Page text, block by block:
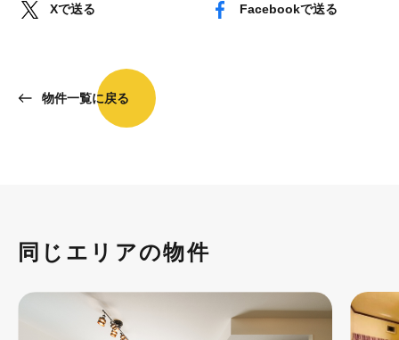
Xで送る Facebookで送る
物件一覧に戻る
同じエリアの物件